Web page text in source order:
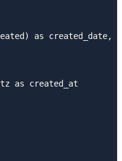
as created_date,
as created_at